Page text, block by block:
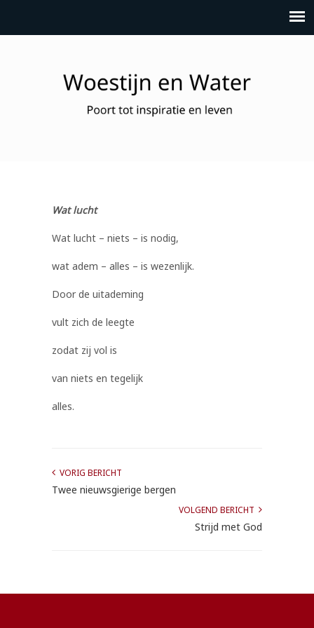
Wat lucht
Wat lucht – niets – is nodig,
wat adem – alles – is wezenlijk.
Door de uitademing
vult zich de leegte
zodat zij vol is
van niets en tegelijk
alles.
VORIG BERICHT
Twee nieuwsgierige bergen
VOLGEND BERICHT
Strijd met God